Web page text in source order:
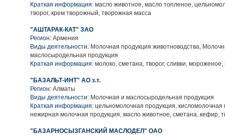
Краткая информация: масло животное, масло топленое,
творог, крем творожный, творожная масса
"АШТАРАК-КАТ" ЗАО
Регион: Армения
Виды деятельности: Молочная продукция животноводства,
маслосыродельная продукция
Краткая информация: молоко, сметана, творог, сливки, мороженое,
"БАЗАЛЬТ-ИНТ" АО з.т.
Регион: Алматы
Виды деятельности: Молочная и маслосыродельная продукция
Краткая информация: цельномолочная продукция, кисломолочная
нежирная молочная продукция, масло животное, сметана, кефир,
"БАЗАРНОСЫЗГАНСКИЙ МАСЛОДЕЛ" ОАО